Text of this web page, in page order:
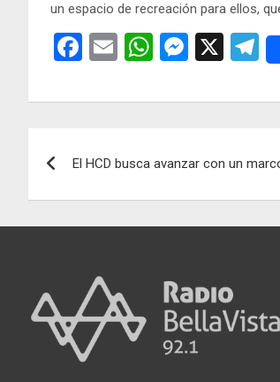
un espacio de recreación para ellos,
F
ce
o
E
ail
W
at
A
M
se
g
X
T
el
e
a
de
entradas
El HCD busca avanzar con un